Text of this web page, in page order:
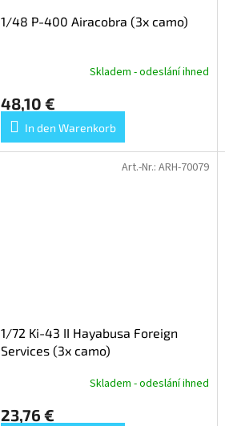
1/48 P-400 Airacobra (3x camo)
Skladem - odeslání ihned
48,10 €
In den Warenkorb
1/72 Ki-43 II Hayabusa Foreign
Services (3x camo)
Skladem - odeslání ihned
23,76 €
Art.-Nr.: ARH-70079